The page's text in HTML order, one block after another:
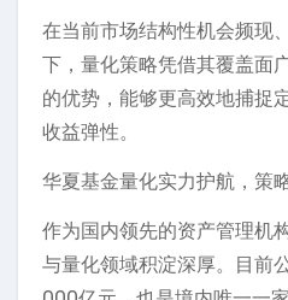
在当前市场结构性机会频现
下，量化策略凭借其覆盖面
的优势，能够更高效地捕捉
收益弹性。
华夏基金量化实力护航，策
作为国内领先的资产管理机
与量化领域积淀深厚。目前